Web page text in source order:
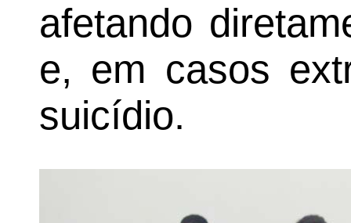
afetando
e, em casos
suicídio.